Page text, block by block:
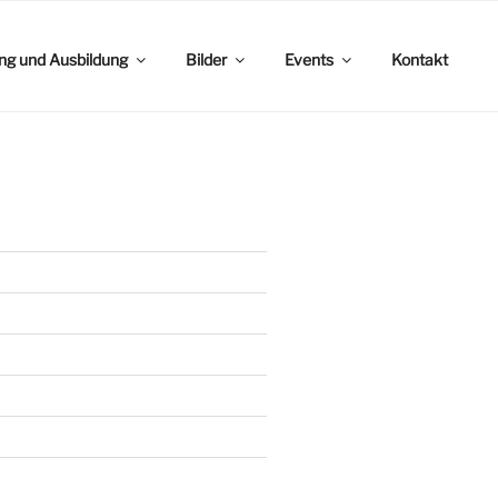
und Ausbildung Bilder Events Kontakt